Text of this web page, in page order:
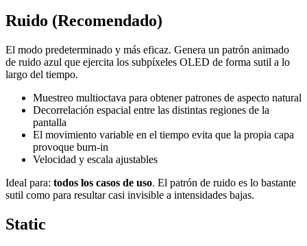
Ruido (Recomendado)
El modo predeterminado y más eficaz. Genera un patrón animado
de ruido azul que ejercita los subpíxeles OLED de forma sutil a lo
largo del tiempo.
Muestreo multioctava para obtener patrones de aspecto natural
Decorrelación espacial entre las distintas regiones de la
pantalla
El movimiento variable en el tiempo evita que la propia capa
provoque burn-in
Velocidad y escala ajustables
Ideal para: todos los casos de uso. El patrón de ruido es lo bastante
sutil como para resultar casi invisible a intensidades bajas.
Static